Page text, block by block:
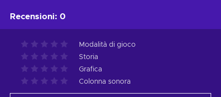
Recensioni: 0
Modalità di gioco
Storia
Grafica
Colonna sonora